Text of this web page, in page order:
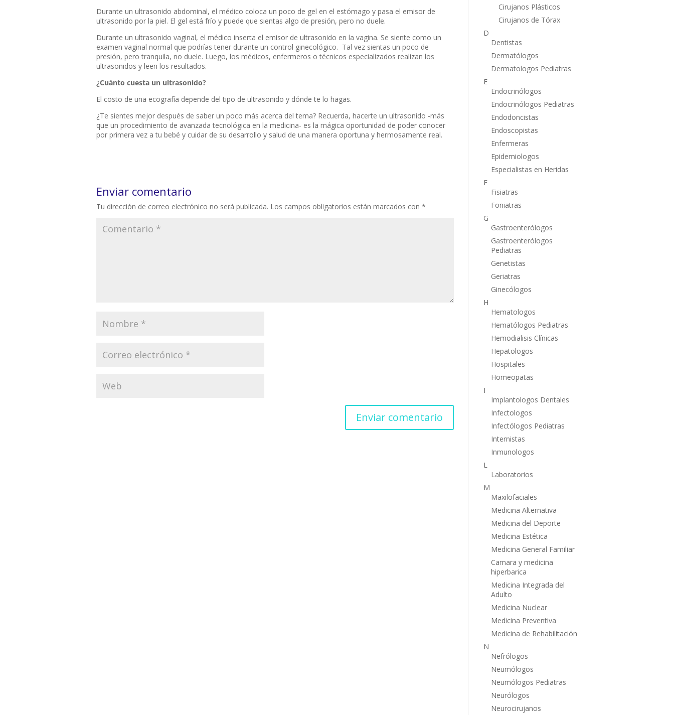
Durante un ultrasonido abdominal, el médico coloca un poco de gel en el estómago y pasa el emisor de
ultrasonido por la piel. El gel está frío y puede que sientas algo de presión, pero no duele.
Durante un ultrasonido vaginal, el médico inserta el emisor de ultrasonido en la vagina. Se siente como un
examen vaginal normal que podrías tener durante un control ginecológico. Tal vez sientas un poco de
presión, pero tranquila, no duele. Luego, los médicos, enfermeros o técnicos especializados realizan los
ultrasonidos y leen los resultados.
¿Cuánto cuesta un ultrasonido?
El costo de una ecografía depende del tipo de ultrasonido y dónde te lo hagas.
¿Te sientes mejor después de saber un poco más acerca del tema? Recuerda, hacerte un ultrasonido -más
que un procedimiento de avanzada tecnológica en la medicina- es la mágica oportunidad de poder conocer
por primera vez a tu bebé y cuidar de su desarrollo y salud de una manera oportuna y hermosamente real.
Enviar comentario
Tu dirección de correo electrónico no será publicada. Los campos obligatorios están marcados con *
Cirujanos Plásticos
Cirujanos de Tórax
D
Dentistas
Dermatólogos
Dermatologos Pediatras
E
Endocrinólogos
Endocrinólogos Pediatras
Endodoncistas
Endoscopistas
Enfermeras
Epidemiologos
Especialistas en Heridas
F
Fisiatras
Foniatras
G
Gastroenterólogos
Gastroenterólogos
Pediatras
Genetistas
Geriatras
Ginecólogos
H
Hematologos
Hematólogos Pediatras
Hemodialisis Clínicas
Hepatologos
Hospitales
Homeopatas
I
Implantologos Dentales
Infectologos
Infectólogos Pediatras
Internistas
Inmunologos
L
Laboratorios
M
Maxilofaciales
Medicina Alternativa
Medicina del Deporte
Medicina Estética
Medicina General Familiar
Camara y medicina
hiperbarica
Medicina Integrada del
Adulto
Medicina Nuclear
Medicina Preventiva
Medicina de Rehabilitación
N
Nefrólogos
Neumólogos
Neumólogos Pediatras
Neurólogos
Neurocirujanos